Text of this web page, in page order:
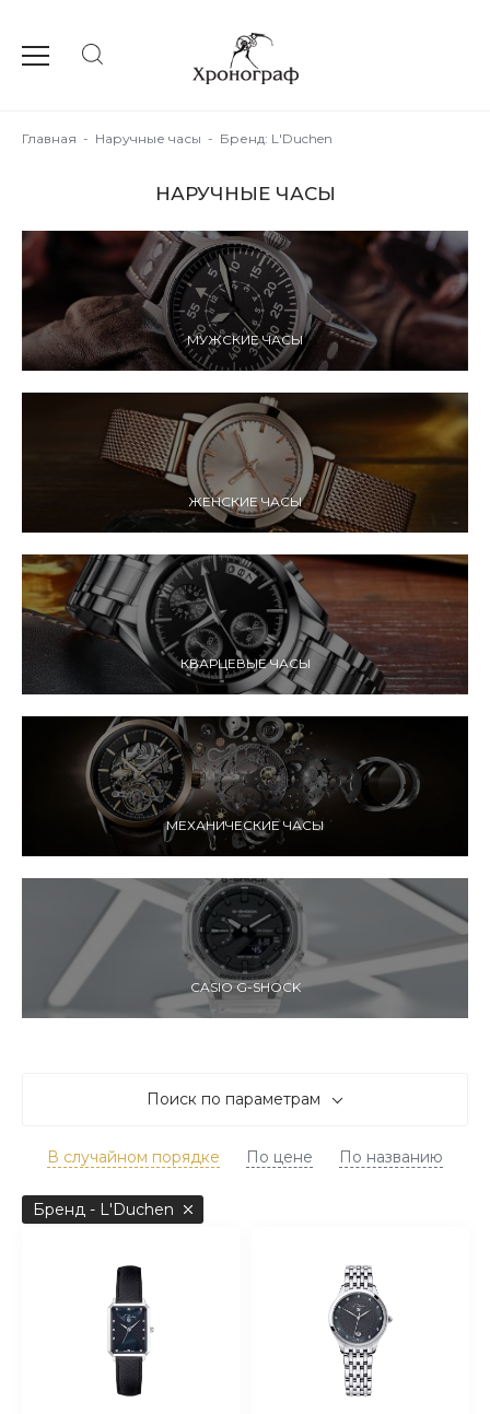
Главная - Наручные часы - Бренд: L'Duchen
НАРУЧНЫЕ ЧАСЫ
МУЖСКИЕ ЧАСЫ
ЖЕНСКИЕ ЧАСЫ
КВАРЦЕВЫЕ ЧАСЫ
МЕХАНИЧЕСКИЕ ЧАСЫ
CASIO G-SHOCK
Поиск по параметрам
В случайном порядке По цене По названию
Бренд - L'Duchen